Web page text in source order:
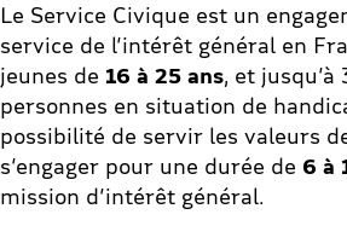
Le Service Civique est un
service de l’intérêt général en
jeunes de16 à 25 ans, et
personnes en situation de
possibilité de servir les valeurs
s’engager pour une durée de 6 à
mission d’intérêt général.